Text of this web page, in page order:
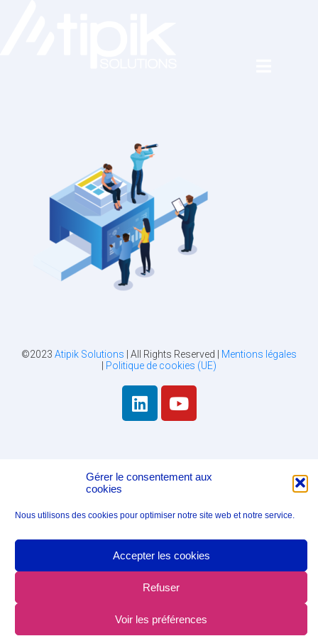
Gérer le consentement aux
cookies
Nous utilisons des cookies pour optimiser notre site web et notre service.
Accepter les cookies
Refuser
Voir les préférences
©2023 Atipik Solutions | All Rights Reserved | Mentions légales
Politique de cookies (UE)